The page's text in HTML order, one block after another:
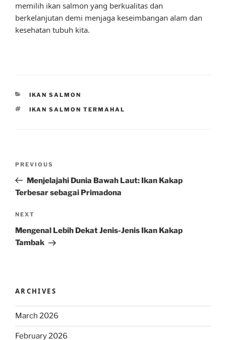
memilih ikan salmon yang berkualitas dan
berkelanjutan demi menjaga keseimbangan alam dan
kesehatan tubuh kita.
CATEGORIES
IKAN SALMON
TAGS
IKAN SALMON TERMAHAL
Previous
Post
PREVIOUS
Menjelajahi Dunia Bawah Laut: Ikan Kakap
Terbesar sebagai Primadona
Next
Post
NEXT
Mengenal Lebih Dekat Jenis-Jenis Ikan Kakap
Tambak
ARCHIVES
March 2026
February 2026